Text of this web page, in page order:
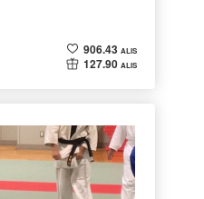
906.43 ALIS
127.90 ALIS